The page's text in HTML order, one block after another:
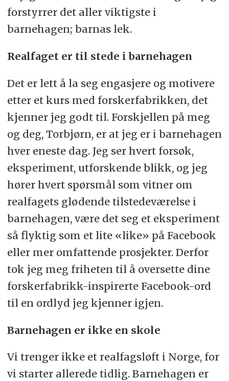
forstyrrer det aller viktigste i
barnehagen; barnas lek.
Realfaget er til stede i barnehagen
Det er lett å la seg engasjere og motivere
etter et kurs med forskerfabrikken, det
kjenner jeg godt til. Forskjellen på meg
og deg, Torbjørn, er at jeg er i barnehagen
hver eneste dag. Jeg ser hvert forsøk,
eksperiment, utforskende blikk, og jeg
hører hvert spørsmål som vitner om
realfagets glødende tilstedeværelse i
barnehagen, være det seg et eksperiment
så flyktig som et lite «like» på Facebook
eller mer omfattende prosjekter. Derfor
tok jeg meg friheten til å oversette dine
forskerfabrikk-inspirerte Facebook-ord
til en ordlyd jeg kjenner igjen.
Barnehagen er ikke en skole
Vi trenger ikke et realfagsløft i Norge, for
vi starter allerede tidlig. Barnehagen er